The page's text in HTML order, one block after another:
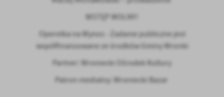
WSTĘP WOLNY!
Operetka na Wynos - Zadanie publiczne jest
współfinansowane ze środków Gminy Wronki
Partner: Wroniecki Ośrodek Kultury
Patron medialny: Wroniecki Bazar